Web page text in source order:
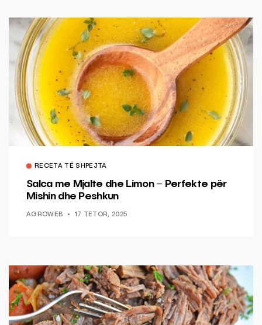
RECETA TË SHPEJTA
Salca me Mjalte dhe Limon – Perfekte për
Mishin dhe Peshkun
AGROWEB 17 TETOR, 2025